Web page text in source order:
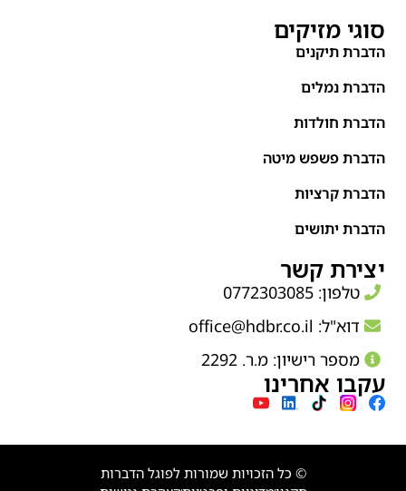
סוגי מזיקים
הדברת תיקנים
הדברת נמלים
הדברת חולדות
הדברת פשפש מיטה
הדברת קרציות
הדברת יתושים
יצירת קשר
טלפון: 0772303085
דוא"ל: office@hdbr.co.il
מספר רישיון: מ.ר. 2292
עקבו אחרינו
© כל הזכויות שמורות לפוגל הדברות